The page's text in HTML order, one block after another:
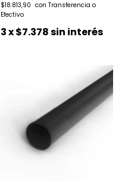
$18.813,90
3x$7.378sin interés